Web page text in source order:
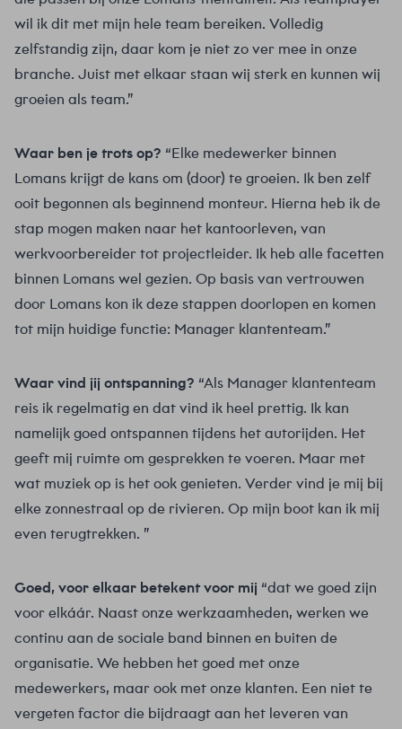
wil ik dit met mijn hele team bereiken. Volledig
zelfstandig zijn, daar kom je niet zo ver mee in onze
branche. Juist met elkaar staan wij sterk en kunnen wij
groeien als team.”
Waar ben je trots op? “Elke medewerker binnen
Lomans krijgt de kans om (door) te groeien. Ik ben zelf
ooit begonnen als beginnend monteur. Hierna heb ik de
stap mogen maken naar het kantoorleven, van
werkvoorbereider tot projectleider. Ik heb alle facetten
binnen Lomans wel gezien. Op basis van vertrouwen
door Lomans kon ik deze stappen doorlopen en komen
tot mijn huidige functie: Manager klantenteam.”
Waar vind jij ontspanning? “Als Manager klantenteam
reis ik regelmatig en dat vind ik heel prettig. Ik kan
namelijk goed ontspannen tijdens het autorijden. Het
geeft mij ruimte om gesprekken te voeren. Maar met
wat muziek op is het ook genieten. Verder vind je mij bij
elke zonnestraal op de rivieren. Op mijn boot kan ik mij
even terugtrekken. ”
Goed, voor elkaar betekent voor mij “dat we goed zijn
voor elkáár. Naast onze werkzaamheden, werken we
continu aan de sociale band binnen en buiten de
organisatie. We hebben het goed met onze
medewerkers, maar ook met onze klanten. Een niet te
vergeten factor die bijdraagt aan het leveren van